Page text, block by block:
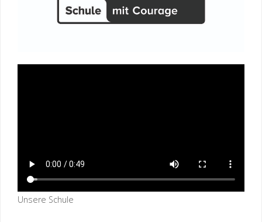
Unsere Schule